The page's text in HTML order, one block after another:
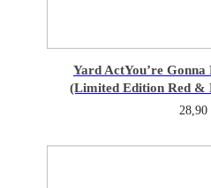
Yard ActYou’re
(Limited Edition Red &
28,90